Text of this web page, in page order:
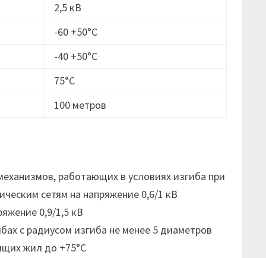
2,5 кВ
-60 +50°С
-40 +50°С
75°С
100 метров
работающих в условиях изгиба при
сетям на напряжение 0,6/1 кВ
0,9/1,5 кВ
с радиусом изгиба не менее 5 диаметров
жил до +75°С